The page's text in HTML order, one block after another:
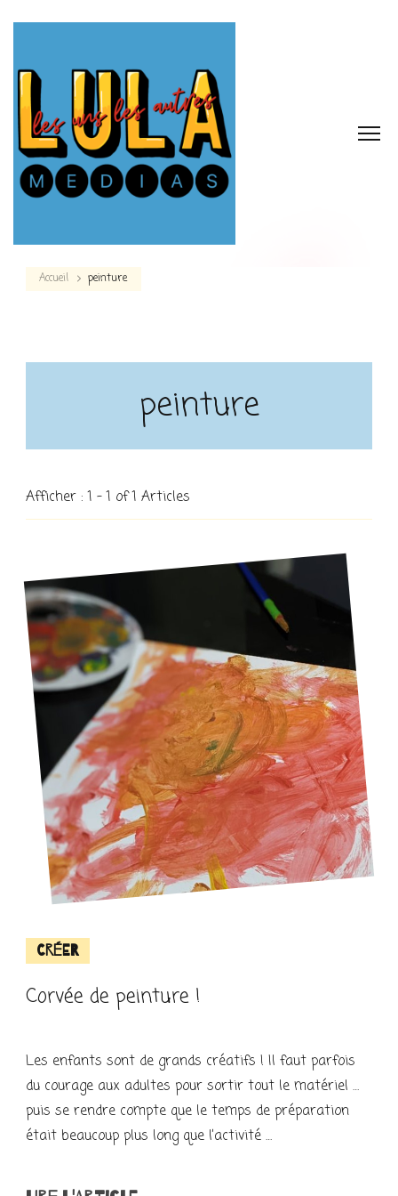
Accueil peinture
peinture
Afficher : 1 - 1 of 1 Articles
Créer
Corvée de peinture !
Les enfants sont de grands créatifs ! Il faut parfois
du courage aux adultes pour sortir tout le matériel …
puis se rendre compte que le temps de préparation
était beaucoup plus long que l’activité …